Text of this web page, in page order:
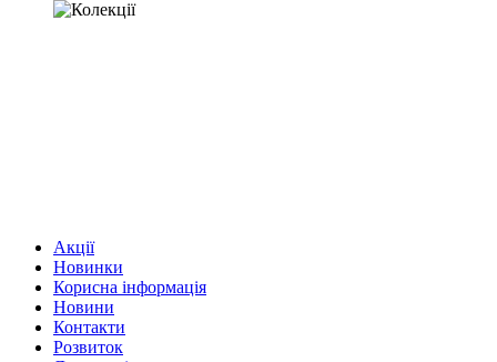
Акції
Новинки
Корисна інформація
Новини
Контакти
Розвиток